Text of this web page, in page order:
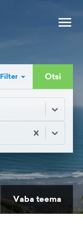
Filter Otsi
Vaba teema